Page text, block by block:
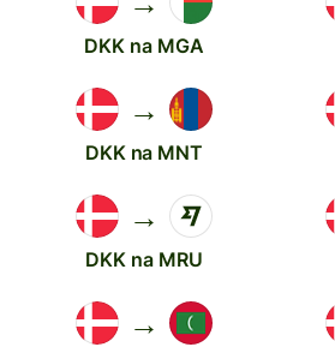
DKK na MGA
→
DKK na MNT
→
DKK na MRU
→